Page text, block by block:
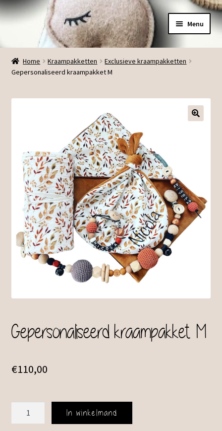
Ga
navigatie
Ga
de
inhoud
Menu
Menu
Home Kraampakketten
Exclusieve kraampakketten
Gepersonaliseerd kraampakket M
Gepersonaliseerd kraampakket M
€110,00
Gepersonaliseerd
In winkelmand